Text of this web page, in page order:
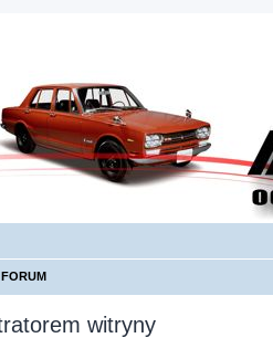
FORUM
witryny